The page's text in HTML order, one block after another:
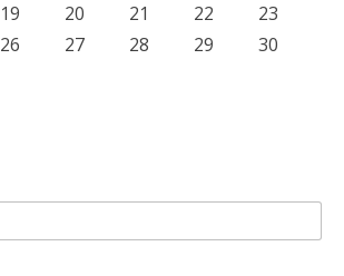
19 20 21 22
23
26 27 28 29
30